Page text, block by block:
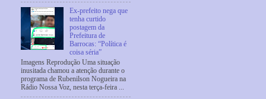
Ex-prefeito nega que
tenha curtido
postagem da
Prefeitura de
Barrocas: “Política é
coisa séria”
Imagens Reprodução Uma situação
inusitada chamou a atenção durante o
programa de Rubenilson Nogueira na
Rádio Nossa Voz, nesta terça-feira ...